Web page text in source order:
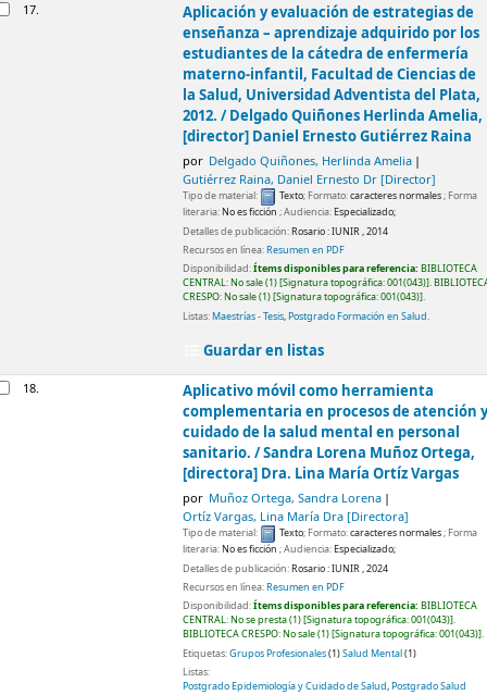
17.
Aplicación y evaluación de estrategias de
enseñanza – aprendizaje adquirido por los
estudiantes de la cátedra de enfermería
materno-infantil, Facultad de Ciencias de
la Salud, Universidad Adventista del Plata,
2012. /Delgado Quiñones Herlinda Amelia,
[director] Daniel Ernesto Gutiérrez Raina
por Delgado Quiñones, Herlinda Amelia
Gutiérrez Raina, Daniel Ernesto Dr[Director]
Tipo de material: Texto; Formato:caracteres normales; Forma
literaria:No es ficción ; Audiencia:Especializado;
Detalles de publicación:Rosario :IUNIR ,2014
Recursos en línea:Resumen en PDF
Disponibilidad:Ítems disponibles para referencia: BIBLIOTECA
CENTRAL: No sale(1) Signatura topográfica:001(043) .
CRESPO: No sale(1) Signatura topográfica:001(043) .
Listas:Maestrías - Tesis,Postgrado Formación en Salud.
Guardar en listas
18.
Aplicativo móvil como herramienta
complementaria en procesos de atención y
cuidado de la salud mental en personal
sanitario. /Sandra Lorena Muñoz Ortega,
[directora] Dra. Lina María Ortíz Vargas
por Muñoz Ortega, Sandra Lorena
Ortíz Vargas, Lina María Dra[Directora]
Tipo de material: Texto; Formato:caracteres normales; Forma
literaria:No es ficción ; Audiencia:Especializado;
Detalles de publicación:Rosario :IUNIR ,2024
Recursos en línea:Resumen en PDF
Disponibilidad:Ítems disponibles para referencia: BIBLIOTECA
CENTRAL: No se presta(1) Signatura topográfica:001(043) .
BIBLIOTECA CRESPO: No sale(1) Signatura topográfica:001(043) .
Etiquetas:Grupos Profesionales(1)Salud Mental(1)
Listas:
Postgrado Epidemiología y Cuidado de Salud,Postgrado Salud